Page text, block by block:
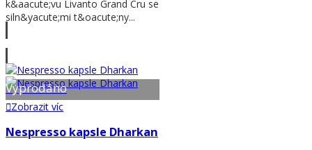
k&aacute;vu Livanto Grand Cru se
siln&yacute;mi t&oacute;ny...
Vyprodáno
Zobrazit víc
Nespresso kapsle Dharkan